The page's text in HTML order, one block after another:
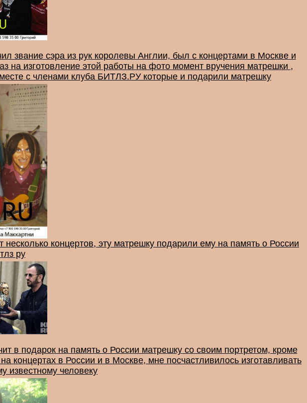
звание сэра из рук королевы Англии, был с концертами в Москве и
на изготовление этой работы на фото момент вручения матрешки ,
с членами клуба БИТЛЗ.РУ которые и подарили матрешку
концертов, эту матрешку подарили ему на память о России
ру
в подарок на память о России матрешку со своим портретом, кроме
концертах в России и в Москве, мне посчастливилось изготавливать
известному человеку